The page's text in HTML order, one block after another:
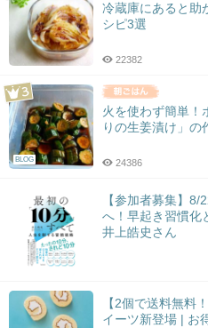
冷蔵庫にあると助
シピ3選
22382
BLOG
火を使わず簡単！
りの生姜漬け」の
24386
【参加者募集】
へ！早起き習慣化
井上皓史さん
【2個で送料無料
イーツ新登場 | お